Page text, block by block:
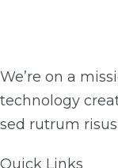
We’re on a
technology
sed rutrum
Quick Links​